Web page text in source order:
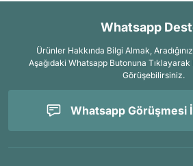
Whatsapp
Ürünler Hakkında Bilgi Almak,
Aşağıdaki Whatsapp Butonuna
Görüşebilirsiniz.
Whatsapp Görüşmesi